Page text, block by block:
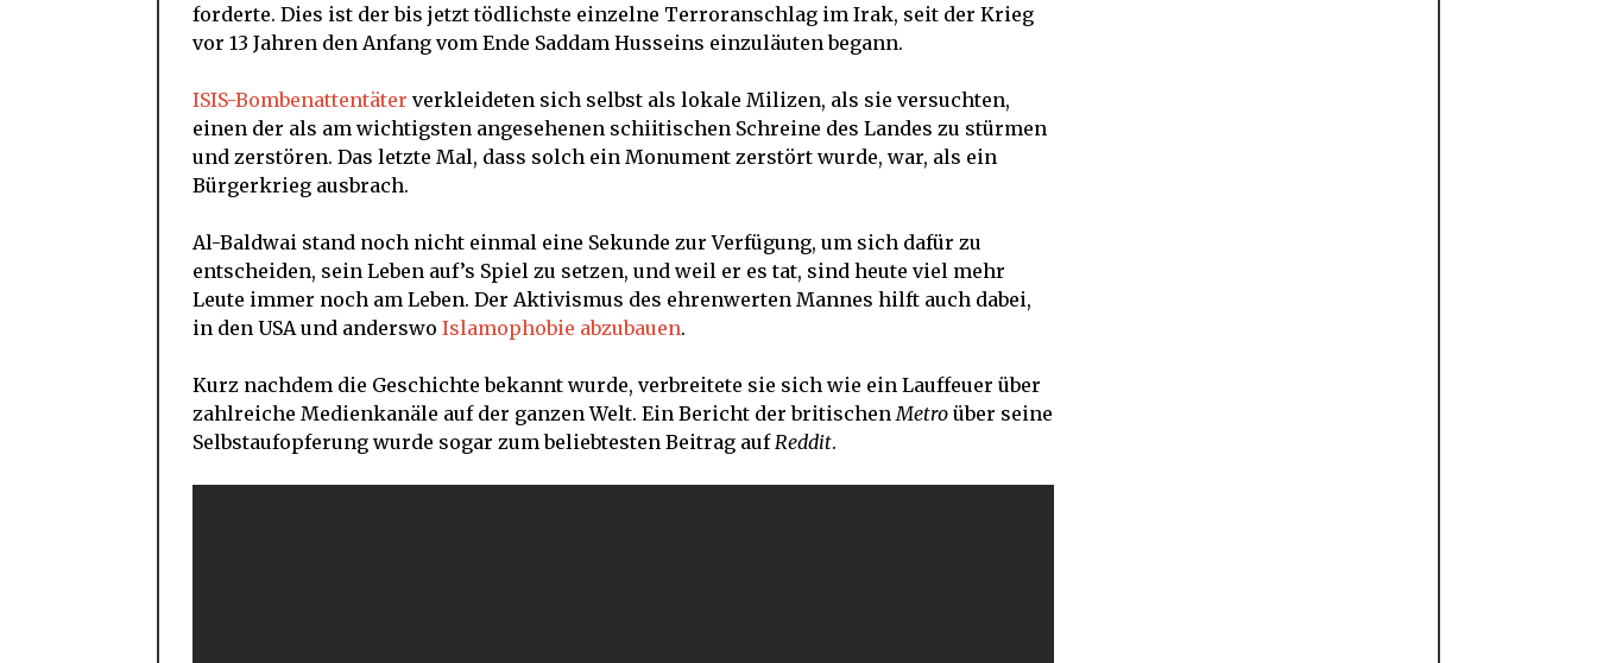
forderte. Dies ist der bis jetzt tödlichste einzelne Terroranschlag im Irak, seit der Krieg
vor 13 Jahren den Anfang vom Ende Saddam Husseins einzuläuten begann.
ISIS-Bombenattentäter verkleideten sich selbst als lokale Milizen, als sie versuchten,
einen der als am wichtigsten angesehenen schiitischen Schreine des Landes zu stürmen
und zerstören. Das letzte Mal, dass solch ein Monument zerstört wurde, war, als ein
Bürgerkrieg ausbrach.
Al-Baldwai stand noch nicht einmal eine Sekunde zur Verfügung, um sich dafür zu
entscheiden, sein Leben auf’s Spiel zu setzen, und weil er es tat, sind heute viel mehr
Leute immer noch am Leben. Der Aktivismus des ehrenwerten Mannes hilft auch dabei,
in den USA und anderswo Islamophobie abzubauen.
Kurz nachdem die Geschichte bekannt wurde, verbreitete sie sich wie ein Lauffeuer über
zahlreiche Medienkanäle auf der ganzen Welt. Ein Bericht der britischenMetro über seine
Selbstaufopferung wurde sogar zum beliebtesten Beitrag aufReddit.